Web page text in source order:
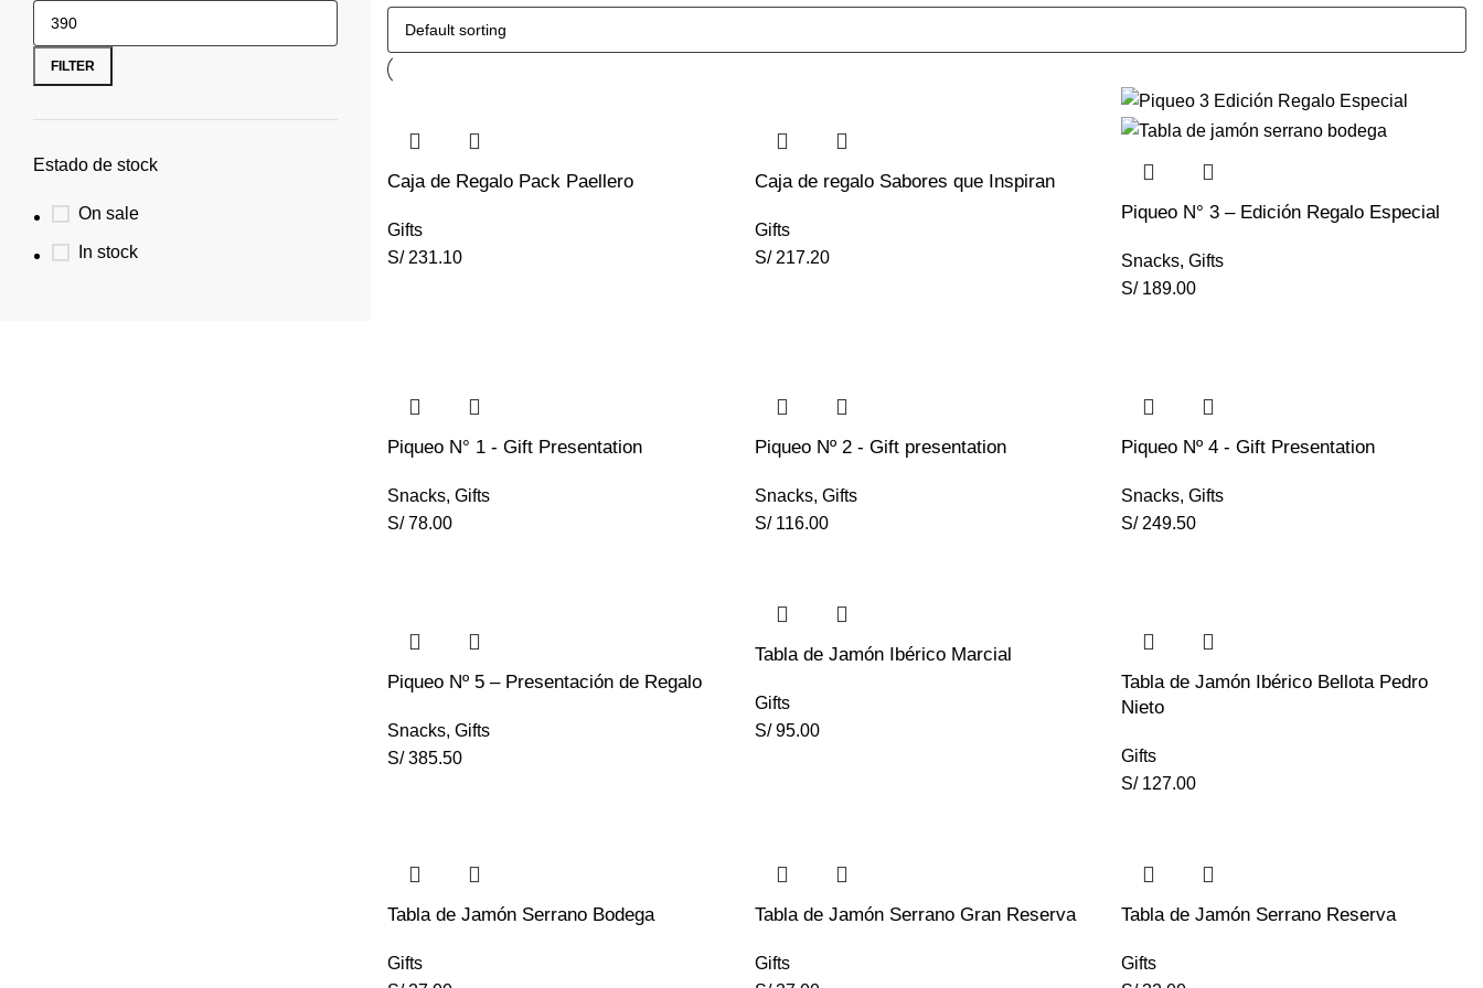
FILTER
Estado de stock
On sale
In stock
Caja de Regalo Pack Paellero
Gifts
S/231.10
Caja de regalo Sabores que Inspiran
Gifts
S/217.20
Piqueo N° 3 – Edición Regalo Especial
Snacks,Gifts
S/189.00
Piqueo N° 1 - Gift Presentation
Snacks, Gifts
S/78.00
Piqueo Nº 2 - Gift presentation
Snacks, Gifts
S/116.00
Piqueo Nº 4 - Gift Presentation
Snacks,Gifts
S/249.50
Piqueo Nº 5 – Presentación de Regalo
Snacks, Gifts
S/385.50
Tabla de Jamón Ibérico Marcial
Gifts
S/95.00
Tabla de Jamón Ibérico Bellota Pedro
Nieto
Gifts
S/127.00
Tabla de Jamón Serrano Bodega
Gifts
Tabla de Jamón Serrano Gran Reserva
Gifts
Tabla de Jamón Serrano Reserva
Gifts